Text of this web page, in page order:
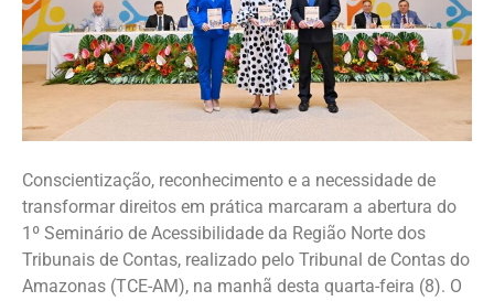
Conscientização, reconhecimento e a necessidade de
transformar direitos em prática marcaram a abertura do
1º Seminário de Acessibilidade da Região Norte dos
Tribunais de Contas, realizado pelo Tribunal de Contas do
Amazonas (TCE-AM), na manhã desta quarta-feira (8). O